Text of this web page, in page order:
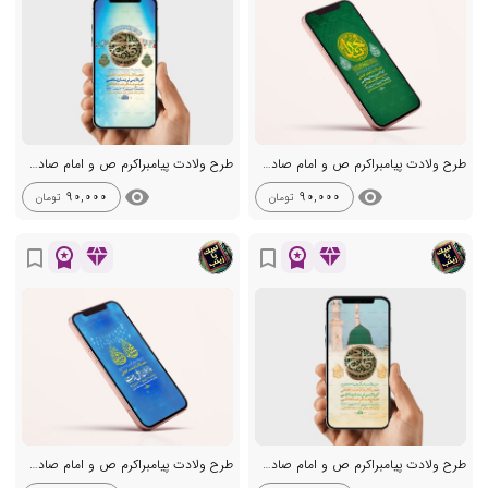
طرح ولادت پیامبراکرم ص و امام صادق ع
visibility
90,000 تومان
طرح ولادت پیامبراکرم ص و امام صادق ع
visibility
90,000 تومان
diamond
workspace_premium
bookmark_border
طرح ولادت پیامبراکرم ص و امام صادق ع
diamond
workspace_premium
bookmark_border
طرح ولادت پیامبراکرم ص و امام صادق ع